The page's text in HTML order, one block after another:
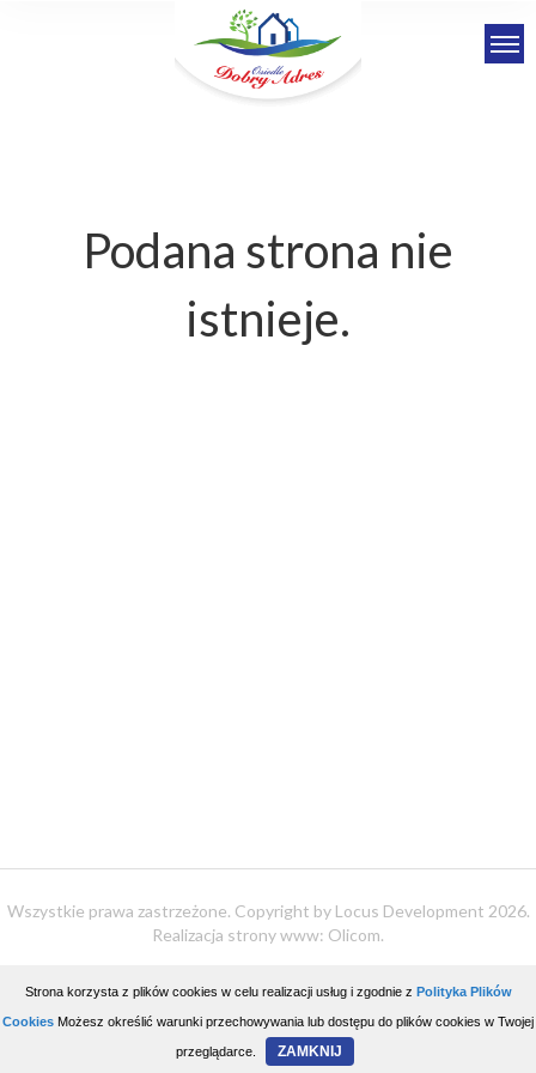
Podana strona nie
istnieje.
Wszystkie prawa zastrzeżone. Copyright by Locus Development 2026.
Realizacja strony www: Olicom.
Przedstawione informacje nie stanowią Oferty w rozumieniu Kodeksu
właściwą ofertę Dewelopera zawierają Prospekty informacyjne.
Strona korzysta z plików cookies w celu realizacji usług i zgodnie z Polityka Plików
Cookies Możesz określić warunki przechowywania lub dostępu do plików cookies w Twojej
przeglądarce. ZAMKNIJ